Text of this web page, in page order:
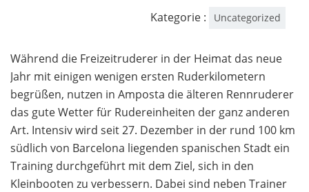
Kategorie : Uncategorized
Während die Freizeitruderer in der Heimat das neue
Jahr mit einigen wenigen ersten Ruderkilometern
begrüßen, nutzen in Amposta die älteren Rennruderer
das gute Wetter für Rudereinheiten der ganz anderen
Art. Intensiv wird seit 27. Dezember in der rund 100 km
südlich von Barcelona liegenden spanischen Stadt ein
Training durchgeführt mit dem Ziel, sich in den
Kleinbooten zu verbessern. Dabei sind neben Trainer